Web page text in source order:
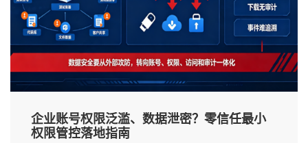
企业账号权限泛滥、数据泄密？零信任最小
权限管控落地指南